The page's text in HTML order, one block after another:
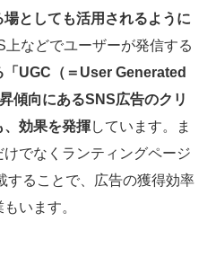
としても活用されるように
などでユーザーが発信する
UGC（＝User Generated
傾向にあるSNS広告のクリ
、効果を発揮しています。ま
でなくランティングページ
することで、広告の獲得効率
います。